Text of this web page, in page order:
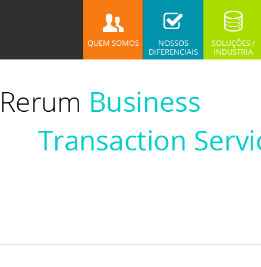
QUEM SOMOS
NOSSOS
DIFERENCIAIS
SOLUÇÕES /
INDUSTRIA